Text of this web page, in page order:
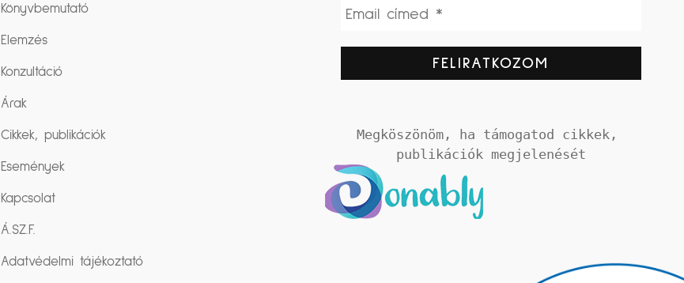
Könyvbemutató
Elemzés
Konzultáció
Árak
Cikkek, publikációk
Események
Kapcsolat
Á.SZ.F.
Adatvédelmi tájékoztató
Megköszönöm, ha támogatod cikkek,
publikációk megjelenését